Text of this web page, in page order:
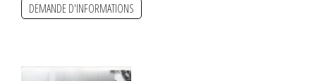
DEMANDE D'INFORMATIONS